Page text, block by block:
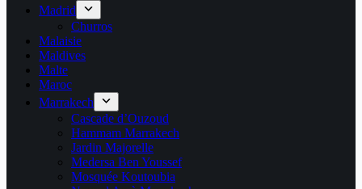
Madrid
Churros
Malaisie
Maldives
Malte
Maroc
Marrakech
Cascade d’Ouzoud
Hammam Marrakech
Jardin Majorelle
Medersa Ben Youssef
Mosquée Koutoubia